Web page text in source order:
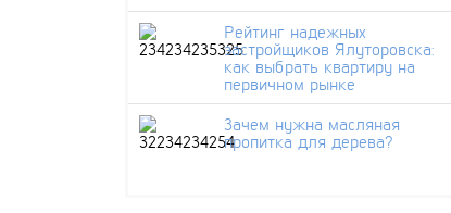
Рейтинг надежных
застройщиков Ялуторовска:
как выбрать квартиру на
первичном рынке
Зачем нужна масляная
пропитка для дерева?